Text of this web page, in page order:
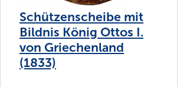
Schützenscheibe mit
Bildnis König Ottos I.
von Griechenland
(1833)